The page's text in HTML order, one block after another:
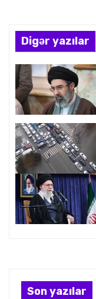
a
v
i
q
a
s
y
ı
Digər yazılar
Son yazılar